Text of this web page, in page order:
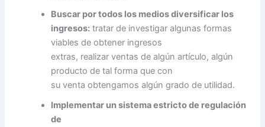
Buscar por todos los medios diversificar los
ingresos: tratar de investigar algunas formas
viables de obtener ingresos
extras, realizar ventas de algún artículo, algún
producto de tal forma que con
su venta obtengamos algún grado de utilidad.
Implementar un sistema estricto de regulación
de